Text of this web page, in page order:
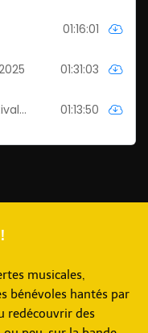
musicales,
bénévoles hantés par
redécouvrir des